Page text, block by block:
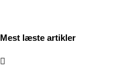
Mest læste artikler
Menu